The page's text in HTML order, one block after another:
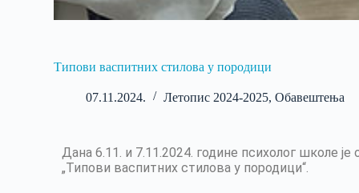
Типови васпитних стилова у породици
07.11.2024. Летопис 2024-2025,Обавештења
Дана 6.11. и 7.11.2024. године психолог школе
„Типови васпитних стилова у породици“.